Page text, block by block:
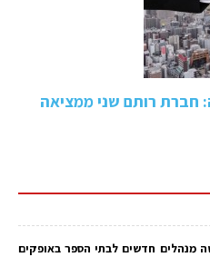
חברת רותם שני ממציאה
מנהלים חדשים לבתי הספר באופקים